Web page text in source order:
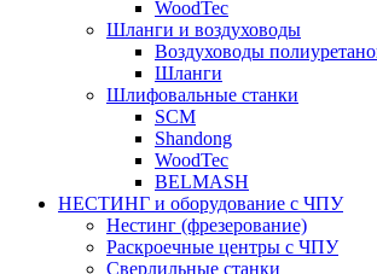
WoodTec
Шланги и воздуховоды
Воздуховоды
Шланги
Шлифовальные станки
SCM
Shandong
WoodTec
BELMASH
НЕСТИНГ и оборудование с ЧПУ
Нестинг (фрезерование)
Раскроечные центры с ЧПУ
Сверлильные станки